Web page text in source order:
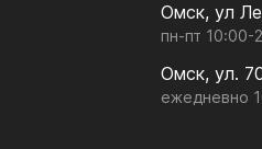
Омск, ул
пн-пт 10:00-
Омск, ул.
ежедневно